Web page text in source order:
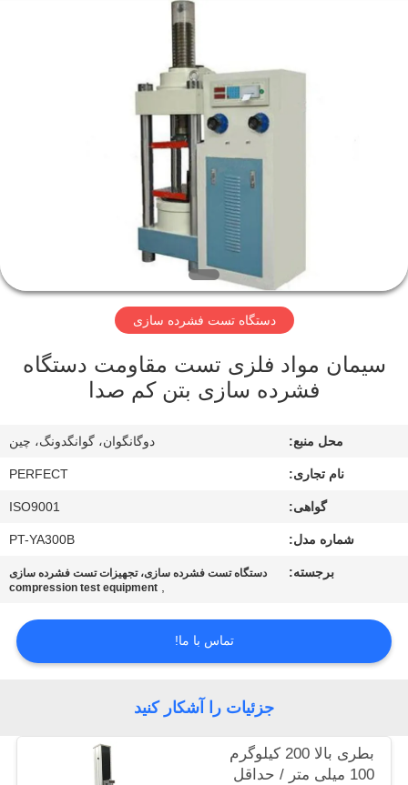
های
واقعیت
درباره
کارخانه
کنترل
کیفیت
نقل قول
دستگاه تست فشرده سازی
سیمان مواد فلزی تست مقاومت دستگاه
فشرده سازی بتن کم صدا
محل منبع: دوگانگوان، گوانگدونگ، چین
نام تجاری: PERFECT
گواهی: ISO9001
شماره مدل: PT-YA300B
برجسته: دستگاه تست فشرده سازی، تجهیزات تست فشرده سازی
,
compression test equipment
تماس با ما!
جزئیات را آشکار کنید
بطری بالا 200 کیلوگرم
100 میلی متر / حداقل